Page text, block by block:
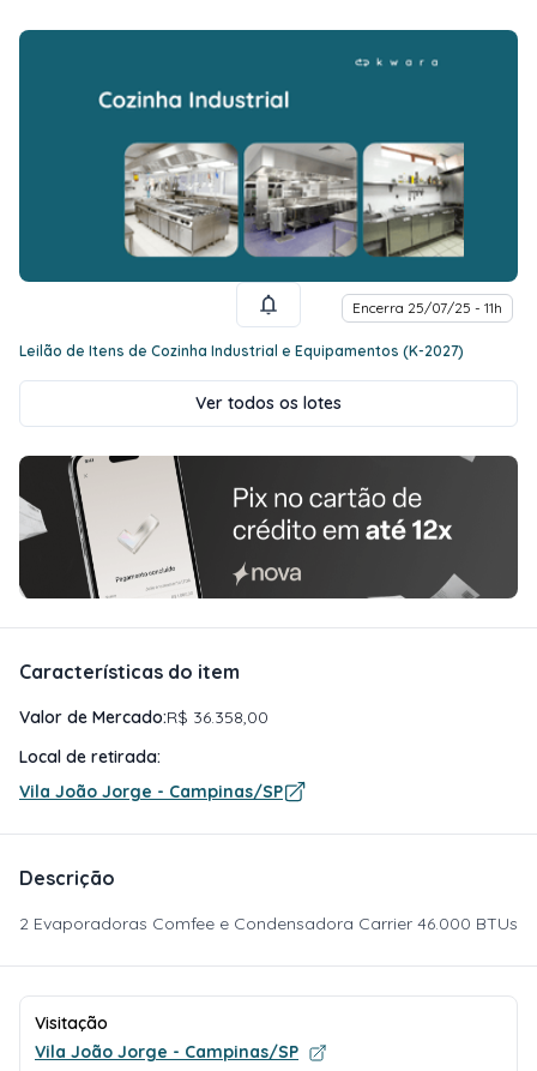
Encerra 25/07/25 - 11h
Leilão de Itens de Cozinha Industrial e Equipamentos (K-2027)
Ver todos os lotes
Características do item
Valor de Mercado:R$ 36.358,00
Local de retirada:
Vila João Jorge - Campinas/SP
Descrição
2 Evaporadoras Comfee e Condensadora Carrier 46.000 BTUs
Visitação
Vila João Jorge - Campinas/SP